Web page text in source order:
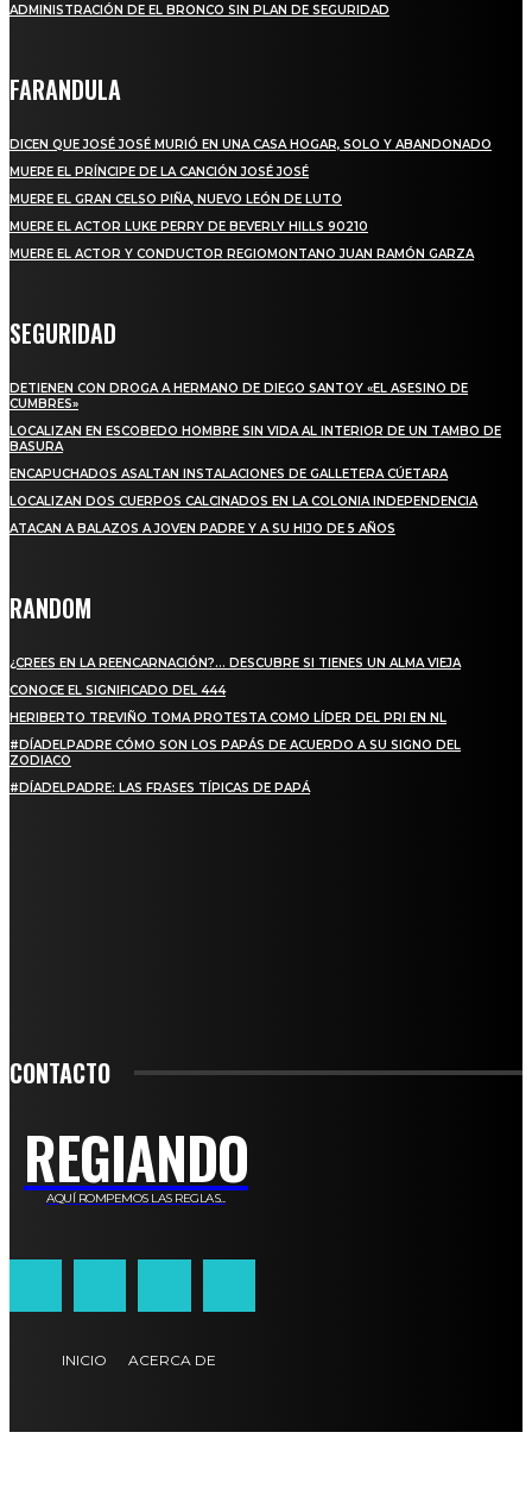
ADMINISTRACIÓN DE EL BRONCO SIN PLAN DE SEGURIDAD
FARANDULA
DICEN QUE JOSÉ JOSÉ MURIÓ EN UNA CASA HOGAR, SOLO Y ABANDONADO
MUERE EL PRÍNCIPE DE LA CANCIÓN JOSÉ JOSÉ
MUERE EL GRAN CELSO PIÑA, NUEVO LEÓN DE LUTO
MUERE EL ACTOR LUKE PERRY DE BEVERLY HILLS 90210
MUERE EL ACTOR Y CONDUCTOR REGIOMONTANO JUAN RAMÓN GARZA
SEGURIDAD
DETIENEN CON DROGA A HERMANO DE DIEGO SANTOY «EL ASESINO DE
CUMBRES»
LOCALIZAN EN ESCOBEDO HOMBRE SIN VIDA AL INTERIOR DE UN TAMBO DE
BASURA
ENCAPUCHADOS ASALTAN INSTALACIONES DE GALLETERA CÚETARA
LOCALIZAN DOS CUERPOS CALCINADOS EN LA COLONIA INDEPENDENCIA
ATACAN A BALAZOS A JOVEN PADRE Y A SU HIJO DE 5 AÑOS
RANDOM
¿CREES EN LA REENCARNACIÓN?… DESCUBRE SI TIENES UN ALMA VIEJA
CONOCE EL SIGNIFICADO DEL 444
HERIBERTO TREVIÑO TOMA PROTESTA COMO LÍDER DEL PRI EN NL
#DÍADELPADRE CÓMO SON LOS PAPÁS DE ACUERDO A SU SIGNO DEL
ZODIACO
#DÍADELPADRE: LAS FRASES TÍPICAS DE PAPÁ
CONTACTO
REGIANDO
AQUÍ ROMPEMOS LAS REGLAS...
INICIO ACERCA DE